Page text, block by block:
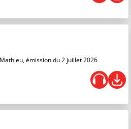
émission du 2 juillet 2026